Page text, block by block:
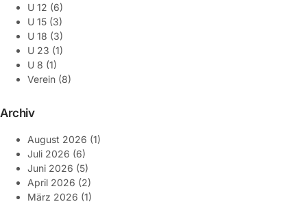
U 12 (6)
U 15 (3)
U 18 (3)
U 23 (1)
U 8 (1)
Verein (8)
Archiv
August 2026 (1)
Juli 2026 (6)
Juni 2026 (5)
April 2026 (2)
März 2026 (1)